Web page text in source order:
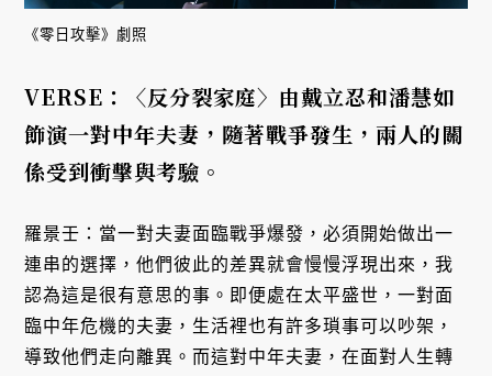
《零日攻擊》劇照
VERSE：〈反分裂家庭〉由戴立忍和潘慧如
飾演一對中年夫妻，隨著戰爭發生，兩人的關
係受到衝擊與考驗。
羅景壬：當一對夫妻面臨戰爭爆發，必須開始做出一
連串的選擇，他們彼此的差異就會慢慢浮現出來，我
認為這是很有意思的事。即便處在太平盛世，一對面
臨中年危機的夫妻，生活裡也有許多瑣事可以吵架，
導致他們走向離異。而這對中年夫妻，在面對人生轉